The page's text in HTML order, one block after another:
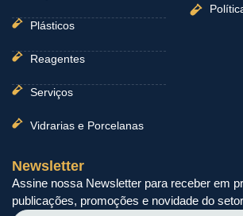
Plásticos
Reagentes
Serviços
Vidrarias e Porcelanas
Newsletter
Assine nossa Newsletter para receber em
publicações, promoções e novidade do